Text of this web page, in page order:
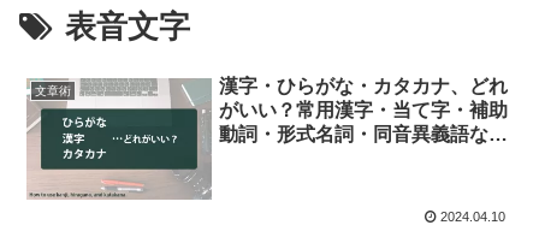
表音文字
文章術
漢字・ひらがな・カタカナ、どれ
がいい？常用漢字・当て字・補助
動詞・形式名詞・同音異義語な
2024.04.10